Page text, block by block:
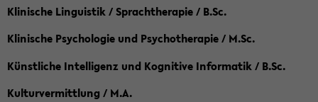
Klinische Linguistik / Sprachtherapie / B.Sc.
Klinische Psychologie und Psychotherapie / M.Sc.
Künstliche Intelligenz und Kognitive Informatik / B.Sc.
Kulturvermittlung / M.A.